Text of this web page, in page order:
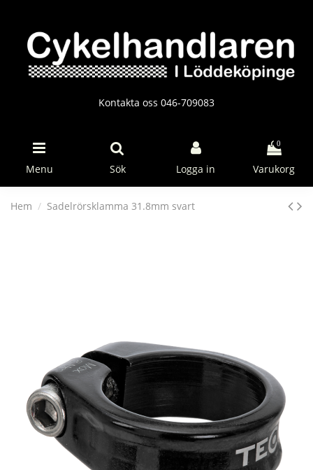
Kontakta oss 046-709083
Menu Sök Logga in
0
Varukorg
Hem Sadelrörsklamma 31.8mm svart